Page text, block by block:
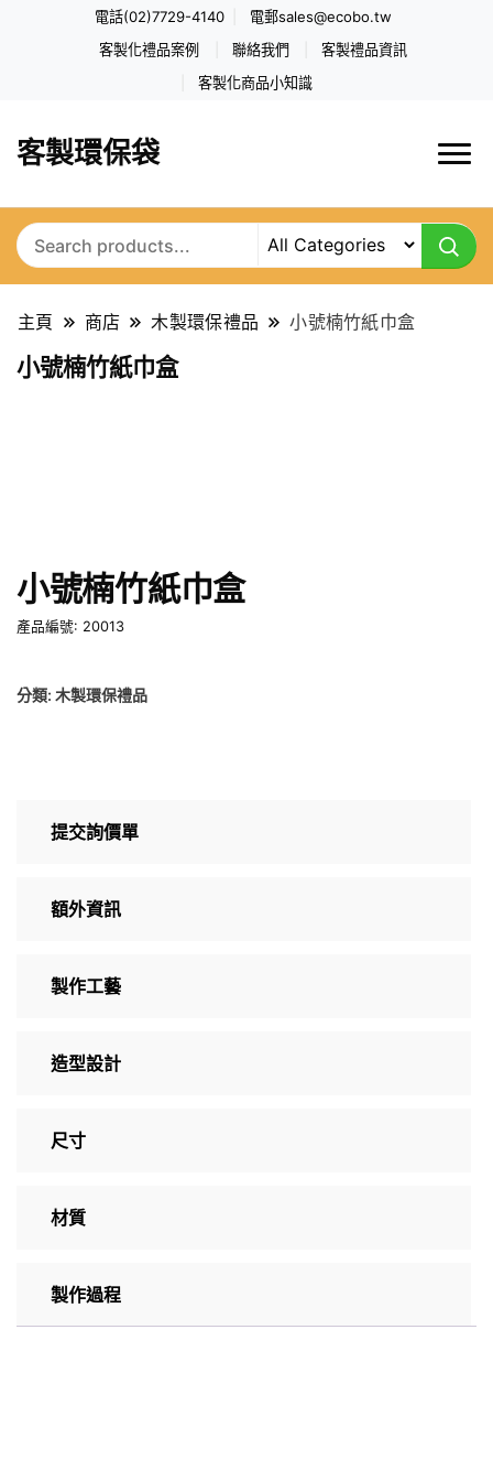
電話(02)7729-4140 電郵sales@ecobo.tw
客製化禮品案例 聯絡我們 客製禮品資訊
客製化商品小知識
客製環保袋
主頁 商店 木製環保禮品 小號楠竹紙巾盒
小號楠竹紙巾盒
小號楠竹紙巾盒
產品編號: 20013
分類: 木製環保禮品
提交詢價單
額外資訊
製作工藝
造型設計
尺寸
材質
製作過程